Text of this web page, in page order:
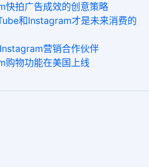
快拍广告成效的创意策略
和Instagram才是未来消费的
营销合作伙伴
购物功能在美国上线